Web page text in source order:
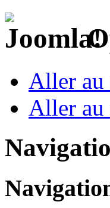
Aller au
Aller au